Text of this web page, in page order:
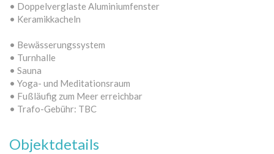
• Doppelverglaste Aluminiumfenster
• Keramikkacheln
• Bewässerungssystem
• Turnhalle
• Sauna
• Yoga- und Meditationsraum
• Fußläufig zum Meer erreichbar
• Trafo-Gebühr: TBC
Objektdetails